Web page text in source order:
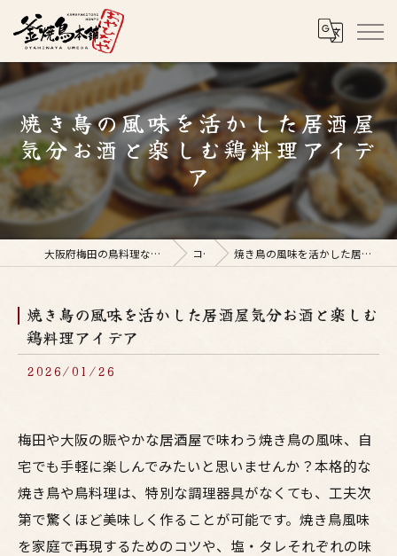
焼き鳥の風味を活かした居酒屋
気分お酒と楽しむ鶏料理アイデ
ア
大阪府梅田の鳥料理なら釜焼鳥本舗おやひなや 梅田店 コラム 焼き鳥の風味を活かした居酒屋気分お酒と楽しむ鶏料理アイデア
焼き鳥の風味を活かした居酒屋気分お酒と楽しむ
鶏料理アイデア
2026/01/26
梅田や大阪の賑やかな居酒屋で味わう焼き鳥の風味、自
宅でも手軽に楽しんでみたいと思いませんか？本格的な
焼き鳥や鳥料理は、特別な調理器具がなくても、工夫次
第で驚くほど美味しく作ることが可能です。焼き鳥風味
を家庭で再現するためのコツや、塩・タレそれぞれの味